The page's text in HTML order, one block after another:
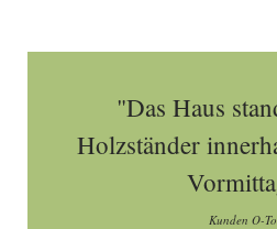
"Das Haus
Holzständer
Kunden O-